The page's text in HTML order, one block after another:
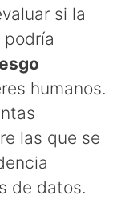
si la
humanos.
las que se
de datos.